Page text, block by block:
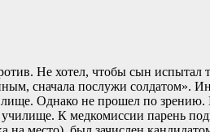
Не хотел, чтобы сын испытал
сначала послужи солдатом».
Однако не прошел по
К медкомиссии парень